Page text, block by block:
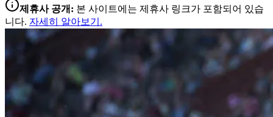
제휴사 공개: 본 사이트에는 제휴사 링크가 포함되어 있습
니다. 자세히 알아보기.